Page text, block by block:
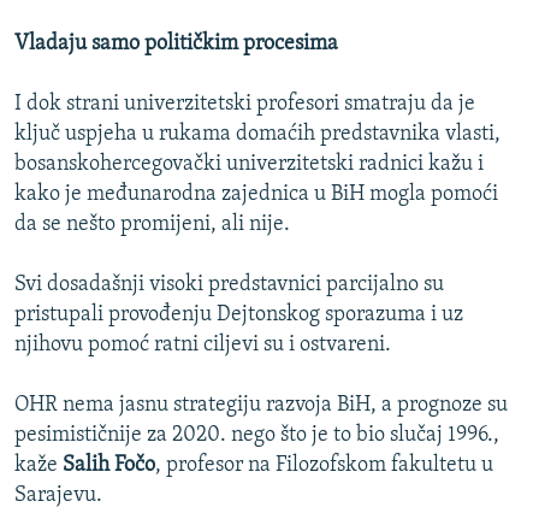
Vladaju samo političkim procesima
I dok strani univerzitetski profesori smatraju da je
ključ uspjeha u rukama domaćih predstavnika vlasti,
bosanskohercegovački univerzitetski radnici kažu i
kako je međunarodna zajednica u BiH mogla pomoći
da se nešto promijeni, ali nije.
Svi dosadašnji visoki predstavnici parcijalno su
pristupali provođenju Dejtonskog sporazuma i uz
njihovu pomoć ratni ciljevi su i ostvareni.
OHR nema jasnu strategiju razvoja BiH, a prognoze su
pesimističnije za 2020. nego što je to bio slučaj 1996.,
kaže Salih Fočo, profesor na Filozofskom fakultetu u
Sarajevu.